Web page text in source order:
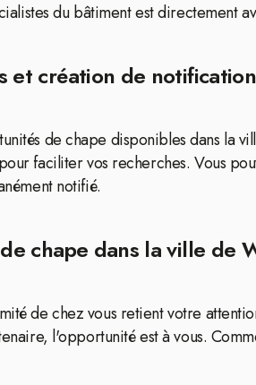
du bâtiment est directement
et création de
de chape disponibles dans la
faciliter vos recherches. Vous
notifié.
chape dans la ville de
de chez vous retient votre
l'opportunité est à vous.